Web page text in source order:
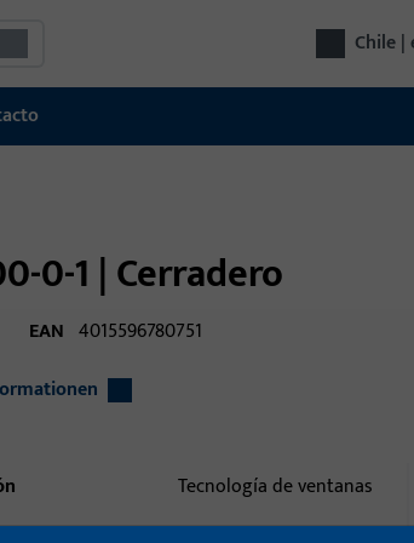
Chile |
0-1 | Cerradero
EAN 4015596780751
Tecnología de ventanas
(especificado)
Oscilo-batiente,